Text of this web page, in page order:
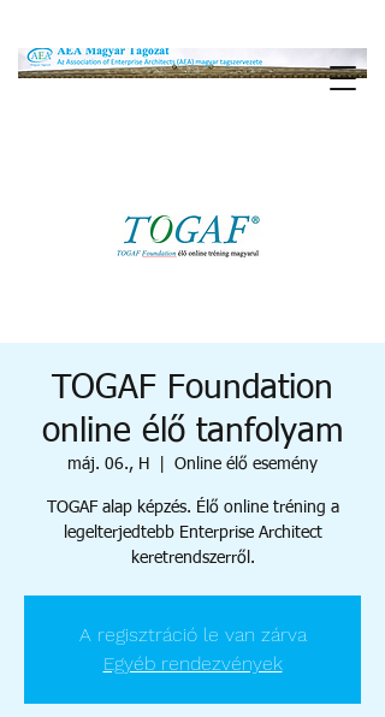
TOGAF Foundation
online élő tanfolyam
máj. 06., H Online élő esemény
TOGAF alap képzés. Élő online tréning a
legelterjedtebb Enterprise Architect
keretrendszerről.
A regisztráció le van zárva
Egyéb rendezvények